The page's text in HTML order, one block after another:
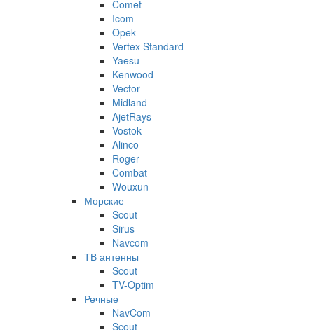
Comet
Icom
Opek
Vertex Standard
Yaesu
Kenwood
Vector
Midland
AjetRays
Vostok
Alinco
Roger
Combat
Wouxun
Морские
Scout
Sirus
Navcom
ТВ антенны
Scout
TV-Optim
Речные
NavCom
Scout